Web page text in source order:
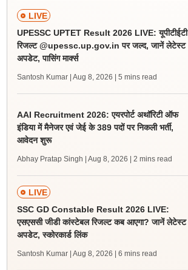
LIVE
UPESSC UPTET Result 2026 LIVE: यूपीटीईटी
रिजल्ट @upessc.up.gov.in पर जल्द, जानें लेटेस्ट
अपडेट, पासिंग मार्क्स
Santosh Kumar | Aug 8, 2026 | 5 mins read
AAI Recruitment 2026: एयरपोर्ट अथॉरिटी ऑफ
इंडिया में मैनेजर एवं जेई के 389 पदों पर निकली भर्ती,
आवेदन शुरू
Abhay Pratap Singh | Aug 8, 2026 | 2 mins read
LIVE
SSC GD Constable Result 2026 LIVE:
एसएससी जीडी कांस्टेबल रिजल्ट कब आएगा? जानें लेटेस्ट
अपडेट, स्कोरकार्ड लिंक
Santosh Kumar | Aug 8, 2026 | 6 mins read